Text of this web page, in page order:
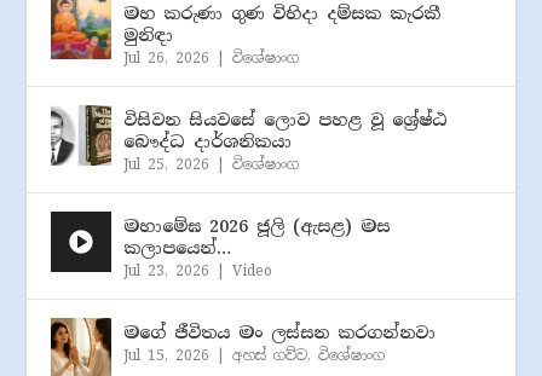
මහ කරුණා ගුණ විහිදා දම්සක කැරකී
මුනිඳා
Jul 26, 2026 |විශේෂාංග
විසිවන සියවසේ ලොව පහළ වූ ශ්‍රේෂ්ඨ
බෞද්ධ දාර්ශනිකයා
Jul 25, 2026 |විශේෂාංග
මහාමේඝ 2026 ජූලි (​ඇසළ) මස
කලාපයෙන්…
Jul 23, 2026 |Video
මගේ ජීවිතය මං ලස්සන කරගන්නවා
Jul 15, 2026 |අහස් ගව්ව,විශේෂාංග